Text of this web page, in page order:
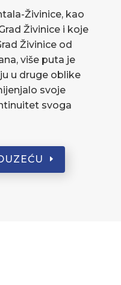
Živinice, kao
Živinice i koje
Živinice od
više puta je
u druge oblike
svoje
svoga